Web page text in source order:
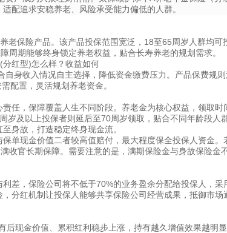
配追求安稳养老、风险承受能力偏低的人群。
老保险产品。该产品投保范围宽泛，18至65周岁人群均可
期能够终身锁定养老权益，贴合长寿养老的规划需求。
身收入情况自主选择，降低资金缴费压力。产品保费规
配置，灵活规划养老资金。
任，保障覆盖人生不同阶段。养老金为核心权益，领取时
岁及以上投保者则延后至70周岁领取，贴合不同年龄段人
身故，打造稳定终身现金流。
单现金价值二者较高值赔付，最大程度保全投保人资金。
收官长期保障。需要注意的是，满期保险金与身故保险金
差，保险公司将不低于70%的业务盈余分配给投保人，采
分红机制让投保人能够共享保险公司经营成果，抵御市场
现金价值、累积红利稳步上涨，持有越久增值效果越明显